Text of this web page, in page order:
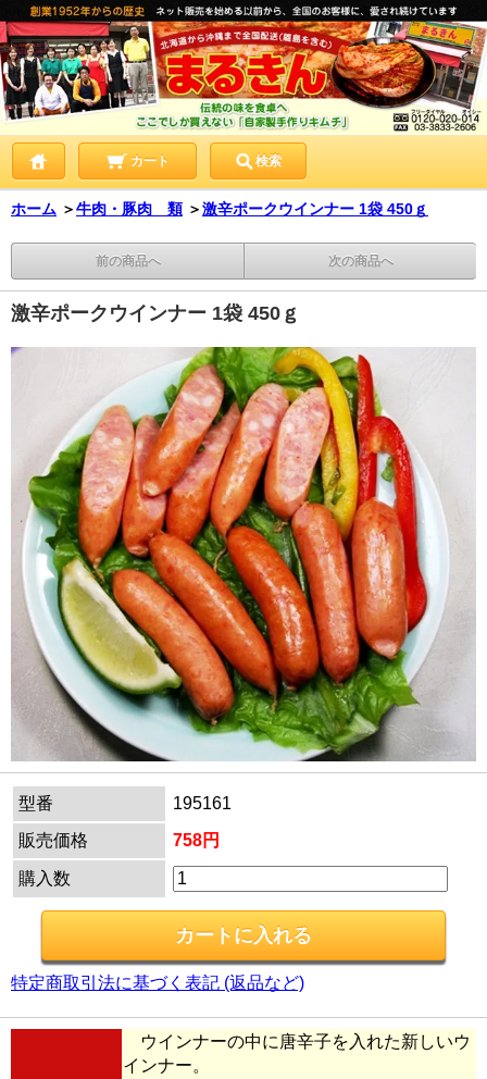
カート 検索
ホーム ＞牛肉・豚肉 類 ＞激辛ポークウインナー 1袋 450ｇ
前の商品へ 次の商品へ
激辛ポークウインナー 1袋 450ｇ
型番
195161
販売価格
758円
購入数
特定商取引法に基づく表記 (返品など)
ウインナーの中に唐辛子を入れた新しいウ
インナー。